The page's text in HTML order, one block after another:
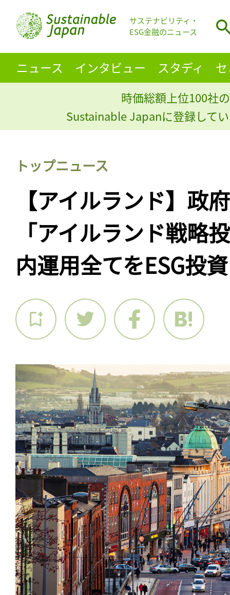
サステナビリティ・
ESG金融のニュース
ニュース インタビュー スタディ
時価総額上位100社
Sustainable Japanに登録して
トップニュース
【アイルランド】政
「アイルランド戦略
内運用全てをESG投